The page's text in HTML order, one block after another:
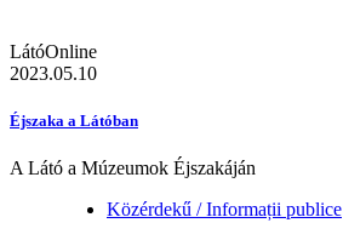
LátóOnline
2023.05.10
Éjszaka a Látóban
A Látó a Múzeumok Éjszakáján
Közérdekű / Informații publice